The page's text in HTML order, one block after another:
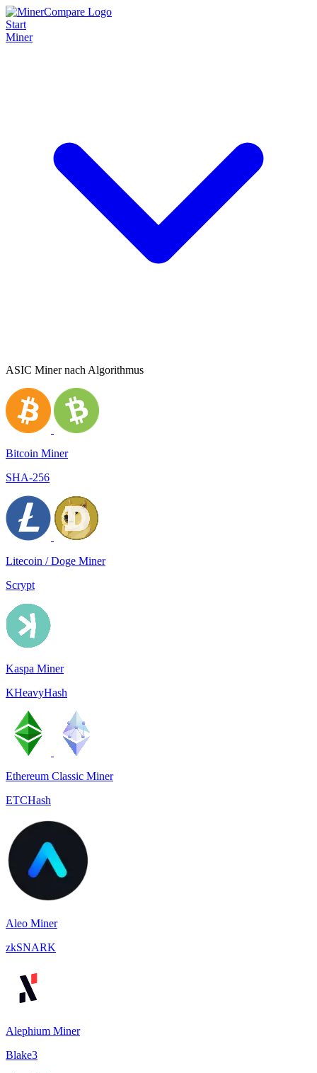
Start
Miner
ASIC Miner nach Algorithmus
Bitcoin Miner
SHA-256
Litecoin / Doge Miner
Scrypt
Kaspa Miner
KHeavyHash
Ethereum Classic Miner
ETCHash
Aleo Miner
zkSNARK
Alephium Miner
Blake3